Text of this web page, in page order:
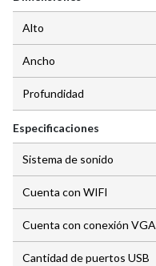
Alto
Ancho
Profundidad
Especificaciones
Sistema de sonido
Cuenta con WIFI
Cuenta con conexión VGA
Cantidad de puertos USB